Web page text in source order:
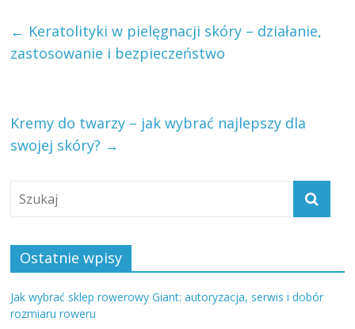
← Keratolityki w pielęgnacji skóry – działanie,
zastosowanie i bezpieczeństwo
Kremy do twarzy – jak wybrać najlepszy dla
swojej skóry? →
Ostatnie wpisy
Jak wybrać sklep rowerowy Giant: autoryzacja, serwis i dobór
rozmiaru roweru